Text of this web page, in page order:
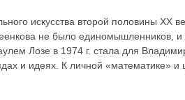
искусства второй половины XX
не было единомышленников, и
Лозе в 1974 г. стала для
и идеях. К личной «математике» и